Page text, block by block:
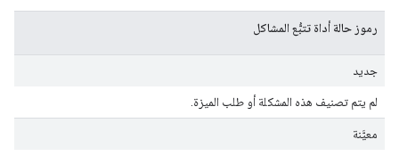
رموز حالة أداة تتبُّع المشاكل
جديد
لم يتم تصنيف هذه المشكلة أو طلب الميزة.
معيَّنة